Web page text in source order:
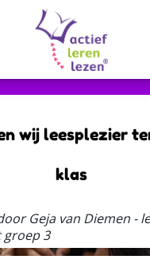
wij leesplezier
klas
Geja van Diemen -
groep 3